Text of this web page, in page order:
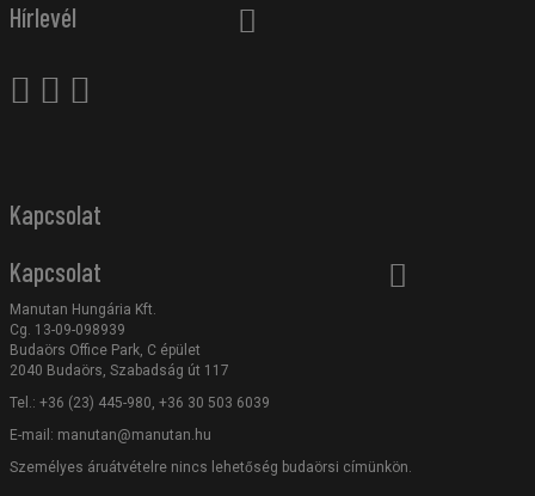
Hírlevél
Kapcsolat
Kapcsolat
Manutan Hungária Kft.
Cg. 13-09-098939
Budaörs Office Park, C épület
2040 Budaörs, Szabadság út 117
Tel.: +36 (23) 445-980, +36 30 503 6039
E-mail: manutan@manutan.hu
Személyes áruátvételre nincs lehetőség budaörsi címünkön.